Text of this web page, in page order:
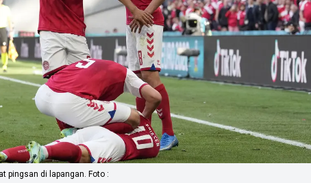
pingsan di lapangan. Foto :